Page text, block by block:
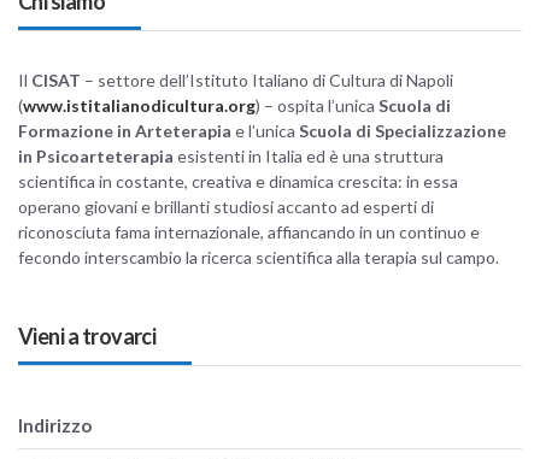
Il CISAT – settore dell’Istituto Italiano di Cultura di Napoli
(www.istitalianodicultura.org) – ospita l’unica Scuola di
Formazione in Arteterapia e l’unica Scuola di Specializzazione
in Psicoarteterapia esistenti in Italia ed è una struttura
scientifica in costante, creativa e dinamica crescita: in essa
operano giovani e brillanti studiosi accanto ad esperti di
riconosciuta fama internazionale, affiancando in un continuo e
fecondo interscambio la ricerca scientifica alla terapia sul campo.
Vieni a trovarci
Indirizzo